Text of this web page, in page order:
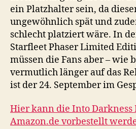
ein Platzhalter sein, da
ungewöhnlich spät und
schlecht platziert wäre. In
Starfleet Phaser Limited
müssen die Fans aber – wie
vermutlich länger auf das
ist der 24. September im
Hier kann die Into Darkness
Amazon.de vorbestellt